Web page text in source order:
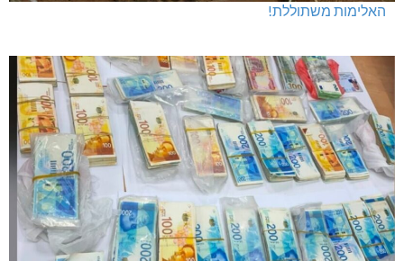
האלימות משתוללת!